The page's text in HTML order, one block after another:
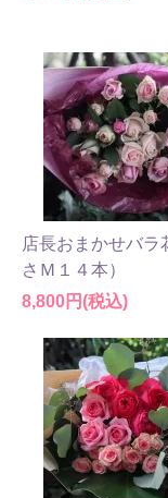
店長おまかせバラ
さＭ１４本）
8,800円(税込)